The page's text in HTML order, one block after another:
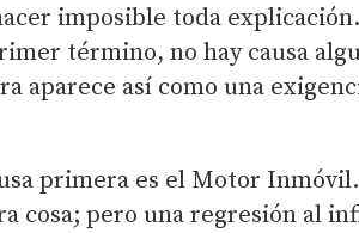
imposible toda
término, no hay causa
aparece así como una
primera es el Motor
cosa; pero una regresión al